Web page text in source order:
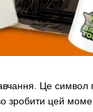
Це символ
зробити цей